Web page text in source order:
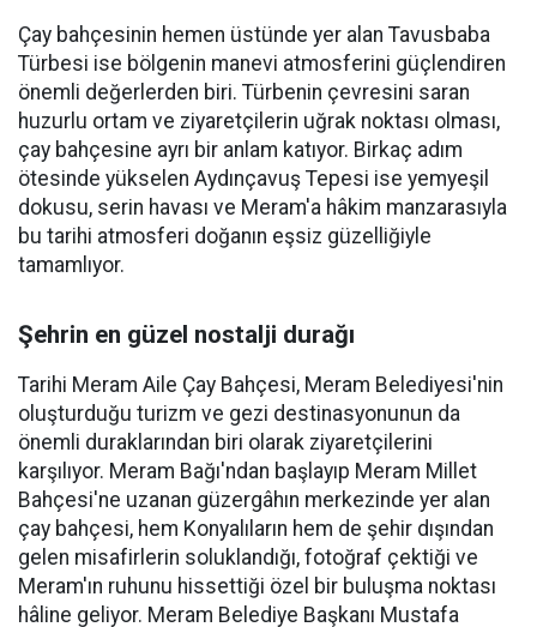
Çay bahçesinin hemen üstünde yer alan Tavusbaba
Türbesi ise bölgenin manevi atmosferini güçlendiren
önemli değerlerden biri. Türbenin çevresini saran
huzurlu ortam ve ziyaretçilerin uğrak noktası olması,
çay bahçesine ayrı bir anlam katıyor. Birkaç adım
ötesinde yükselen Aydınçavuş Tepesi ise yemyeşil
dokusu, serin havası ve Meram'a hâkim manzarasıyla
bu tarihi atmosferi doğanın eşsiz güzelliğiyle
tamamlıyor.
Şehrin en güzel nostalji durağı
Tarihi Meram Aile Çay Bahçesi, Meram Belediyesi'nin
oluşturduğu turizm ve gezi destinasyonunun da
önemli duraklarından biri olarak ziyaretçilerini
karşılıyor. Meram Bağı'ndan başlayıp Meram Millet
Bahçesi'ne uzanan güzergâhın merkezinde yer alan
çay bahçesi, hem Konyalıların hem de şehir dışından
gelen misafirlerin soluklandığı, fotoğraf çektiği ve
Meram'ın ruhunu hissettiği özel bir buluşma noktası
hâline geliyor. Meram Belediye Başkanı Mustafa